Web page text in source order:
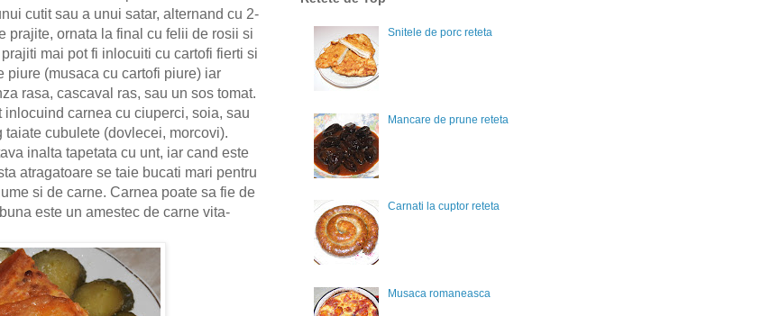
cutit sau a unui satar, alternand cu 2-
prajite, ornata la final cu felii de rosii si
mai pot fi inlocuiti cu cartofi fierti si
piure (musaca cu cartofi piure) iar
rasa, cascaval ras, sau un sos tomat.
carnea cu ciuperci, soia, sau
cubulete (dovlecei, morcovi).
inalta tapetata cu unt, iar cand este
atragatoare se taie bucati mari pentru
si de carne. Carnea poate sa fie de
este un amestec de carne vita-
Snitele de porc reteta
Mancare de prune reteta
Carnati la cuptor reteta
Musaca romaneasca